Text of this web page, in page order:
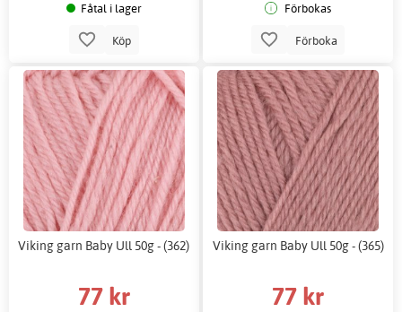
Fåtal i lager
Köp
Förbokas
Förboka
Viking garn Baby Ull 50g - (362)
77 kr
Viking garn Baby Ull 50g - (365)
77 kr